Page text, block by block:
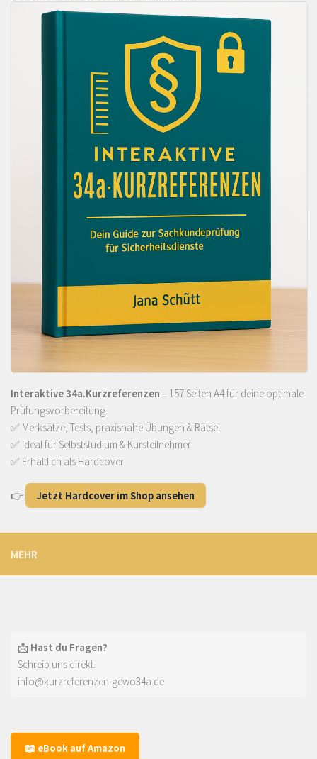
Interaktive 34a.Kurzreferenzen – 157 Seiten A4 für deine optimale
Prüfungsvorbereitung:
✅ Merksätze, Tests, praxisnahe Übungen & Rätsel
✅ Ideal für Selbststudium & Kursteilnehmer
✅ Erhältlich als Hardcover
👉 Jetzt Hardcover im Shop ansehen
MEHR
📩 Hast du Fragen?
Schreib uns direkt:
info@kurzreferenzen-gewo34a.de
📖 eBook auf Amazon